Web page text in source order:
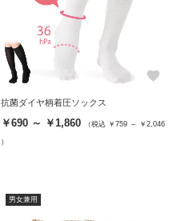
favorite
抗菌ダイヤ柄着圧ソックス
￥690 ～ ￥1,860 （税込 ￥759 ～ ￥2,046
）
男女兼用